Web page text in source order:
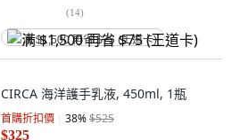
(14)
满 $1,500 再省 $75 (王道卡)
CIRCA 海洋護手乳液, 450ml, 1瓶
首購折扣價 38%$525
$325